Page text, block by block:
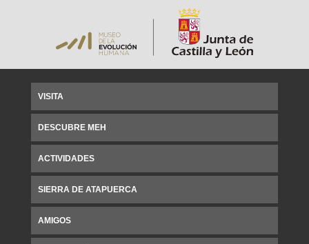
VISITA
DESCUBRE MEH
ACTIVIDADES
SIERRA DE ATAPUERCA
AMIGOS